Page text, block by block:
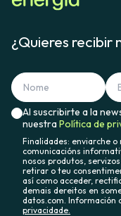
¿Quieres recibir
Al suscribirte a la
nuestraPolítica de
Finalidades: enviarche
comunicacións
nosos produtos,
retirar o teu
así como acceder,
demais dereitos en
datos.com. Información
privacidade.